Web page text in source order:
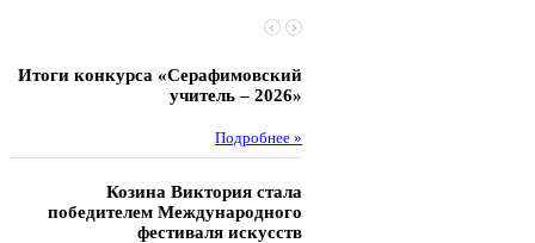
Итоги конкурса «Серафимовский
учитель – 2026»
Подробнее »
Козина Виктория стала
победителем Международного
фестиваля искусств